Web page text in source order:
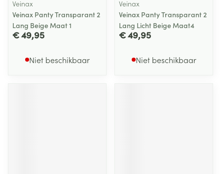
Veinax
Veinax Panty Transparant 2
Lang Beige Maat 1
€ 49,95
Niet beschikbaar
Veinax
Veinax Panty Transparant 2
Lang Licht Beige Maat4
€ 49,95
Niet beschikbaar